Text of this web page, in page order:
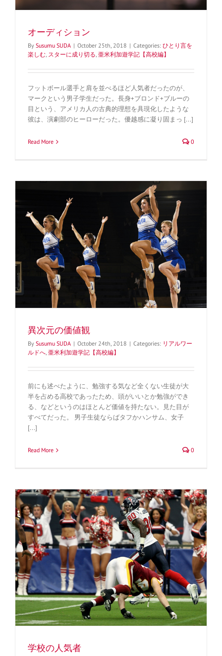
オーディション
By Susumu SUDA | October 25th, 2018 | Categories: ひとり言を
楽しむ, スターに成り切る, 亜米利加遊学記【高校編】
フットボール選手と肩を並べるほど人気者だったのが、
マークという男子学生だった。長身+ブロンド+ブルーの
目という、アメリカ人の古典的理想を具現化したような
彼は、演劇部のヒーローだった。優越感に凝り固まっ [...]
Read More 0
異次元の価値観
By Susumu SUDA | October 24th, 2018 | Categories: リアルワー
ルドへ, 亜米利加遊学記【高校編】
前にも述べたように、勉強する気など全くない生徒が大
半を占める高校であったため、頭がいいとか勉強ができ
る、などというのはほとんど価値を持たない。見た目が
すべてだった。 男子生徒ならばタフかハンサム、女子
[...]
Read More 0
学校の人気者